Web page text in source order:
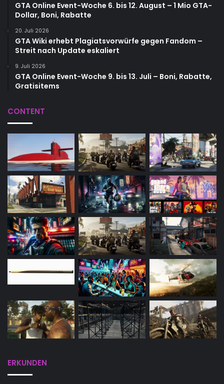
GTA Online Event-Woche 6. bis 12. August – 1 Mio GTA-
Dollar, Boni, Rabatte
20. Juli 2026
GTA Wiki erhebt Plagiatsvorwürfe gegen Fandom –
Streit nach Update eskaliert
9. Juli 2026
GTA Online Event-Woche 9. bis 13. Juli – Boni, Rabatte,
Gratisitems
CONTENT
ERKUNDEN